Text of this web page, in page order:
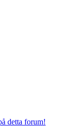
detta forum!